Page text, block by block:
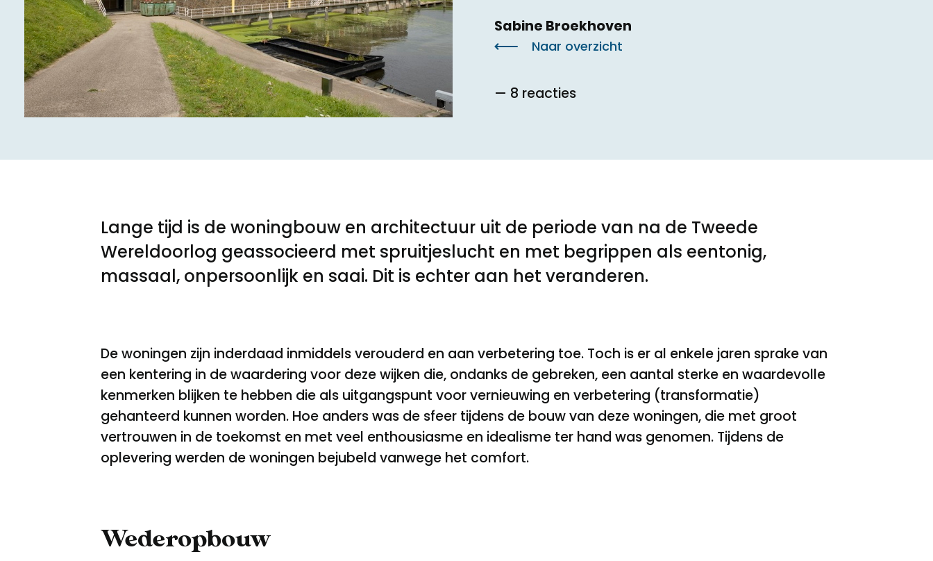
Meld een archeologische vondst
Nieuwsbrief
Toegankelijkheid
Privacyverklaring
Nieuwsbrief
Voorwaarden
Privacyverklaring
Sabine Broekhoven
Naar overzicht
— 8 reacties
Lange tijd is de woningbouw en architectuur uit de periode van na de Tweede
Wereldoorlog geassocieerd met spruitjeslucht en met begrippen als eentonig,
massaal, onpersoonlijk en saai. Dit is echter aan het veranderen.
De woningen zijn inderdaad inmiddels verouderd en aan verbetering toe. Toch is er al enkele jaren sprake van
een kentering in de waardering voor deze wijken die, ondanks de gebreken, een aantal sterke en waardevolle
kenmerken blijken te hebben die als uitgangspunt voor vernieuwing en verbetering (transformatie)
gehanteerd kunnen worden. Hoe anders was de sfeer tijdens de bouw van deze woningen, die met groot
vertrouwen in de toekomst en met veel enthousiasme en idealisme ter hand was genomen. Tijdens de
oplevering werden de woningen bejubeld vanwege het comfort.
Wederopbouw